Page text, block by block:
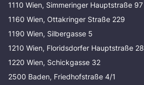
1110 Wien, Simmeringer Hauptstraße 97
1160 Wien, Ottakringer Straße 229
1190 Wien, Silbergasse 5
1210 Wien, Floridsdorfer Hauptstraße 28
1220 Wien, Schickgasse 32
2500 Baden, Friedhofstraße 4/1